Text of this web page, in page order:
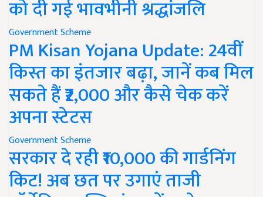
को दी गई भावभीनी श्रद्धांजलि
Government Scheme
PM Kisan Yojana Update: 24वीं
किस्त का इंतजार बढ़ा, जानें कब मिल
सकते हैं ₹2,000 और कैसे चेक करें
अपना स्टेटस
Government Scheme
सरकार दे रही ₹10,000 की गार्डनिंग
किट! अब छत पर उगाएं ताजी